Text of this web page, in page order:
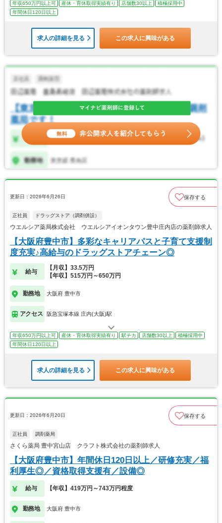
年収650万円以上可 産休・育休取得実績有り 店舗数30以上
積極採用中
年間休日120日以上
求人の詳細を見る この求人に興味がある
更新日：2026年6月26日 保存する
正社員 ドラッグストア（調剤併設）
ウエルシア薬局株式会社 ウエルシアイオンタウン豊中庄内店の薬剤師求人
【大阪府豊中市】多彩なキャリアパスと子育て支援制
度充実♪高給与のドラッグストアチェーン◎
給与
【月収】33.5万円
【年収】515万円～650万円
勤務地 大阪府 豊中市
アクセス 阪急宝塚本線 庄内(大阪)駅
年収650万円以上可 産休・育休取得実績有り 駅チカ 店舗数30以上
積極採用中
年間休日120日以上
求人の詳細を見る この求人に興味がある
更新日：2026年6月20日 保存する
正社員 調剤薬局
さくら薬局 豊中宮山店 クラフト株式会社の薬剤師求人
【大阪府豊中市】年間休日120日以上／研修充実／福
利厚生◎／資格取得支援有／設備◎
給与 【年収】419万円～743万円程度
勤務地 大阪府 豊中市